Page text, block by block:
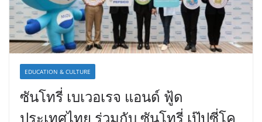
EDUCATION & CULTURE
ซันโทรี่ เบเวอเรจ แอนด์ ฟู้ด
ประเทศไทย ร่วมกับ ซันโทรี่ เป๊ปซี่โค